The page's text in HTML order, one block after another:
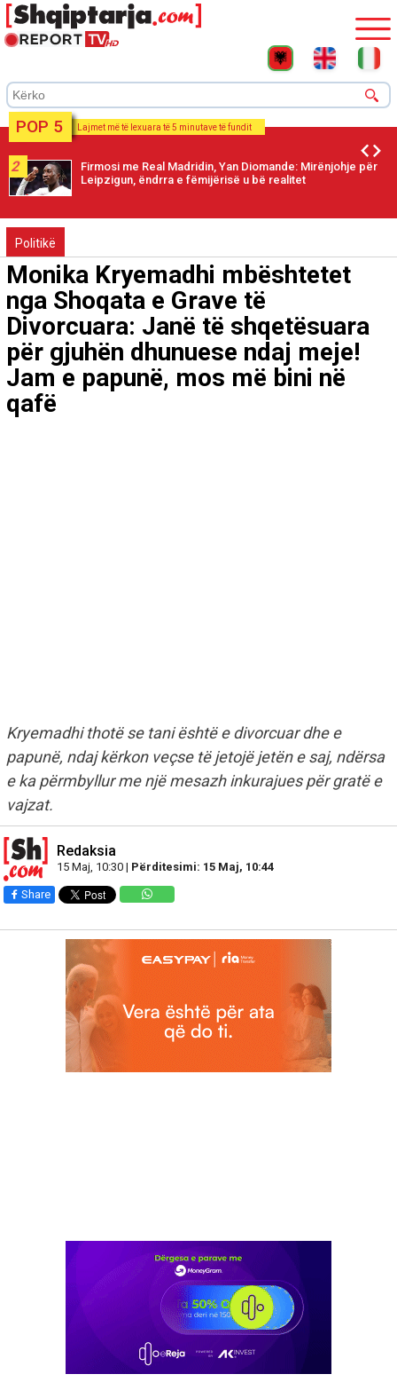
POP 5 Lajmet më të lexuara të 5 minutave të fundit
2
Firmosi me Real Madridin, Yan Diomande: Mirënjohje për
Leipzigun, ëndrra e fëmijërisë u bë realitet
Politikë
Monika Kryemadhi mbështetet
nga Shoqata e Grave të
Divorcuara: Janë të shqetësuara
për gjuhën dhunuese ndaj meje!
Jam e papunë, mos më bini në
qafë
Kryemadhi thotë se tani është e divorcuar dhe e
papunë, ndaj kërkon veçse të jetojë jetën e saj, ndërsa
e ka përmbyllur me një mesazh inkurajues për gratë e
vajzat.
Redaksia
15 Maj, 10:30 | Përditesimi: 15 Maj, 10:44
Share